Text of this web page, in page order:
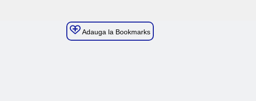
Adauga la Bookmarks